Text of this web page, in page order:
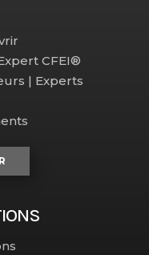
CFEI®
| Experts